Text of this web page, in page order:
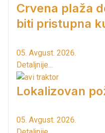
Crvena plaža
biti pristupna
05. Avgust. 2026.
Detaljnije...
Lokalizovan
05. Avgust. 2026.